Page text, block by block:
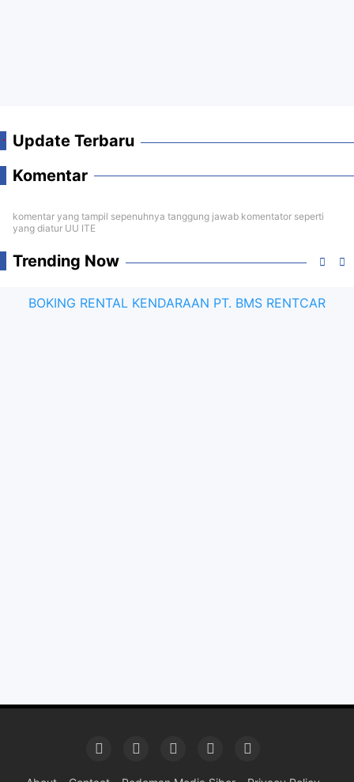
Update Terbaru
Komentar
komentar yang tampil sepenuhnya tanggung jawab komentator seperti
yang diatur UU ITE
Trending Now
BOKING RENTAL KENDARAAN PT. BMS RENTCAR